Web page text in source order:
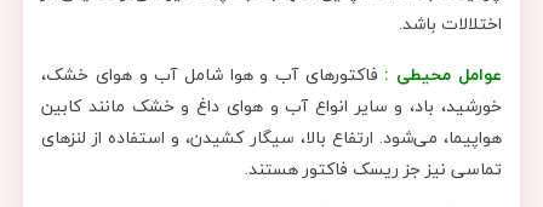
اختلالات باشد.
عوامل محیطی : فاکتورهای آب و هوا شامل آب و هوای خشک،
خورشید، باد، و سایر انواع آب و هوای داغ و خشک مانند کابین
هواپیما، می‌شود. ارتفاع بالا، سیگار کشیدن، و استفاده از لنزهای
تماسی نیز جز ریسک فاکتور هستند.